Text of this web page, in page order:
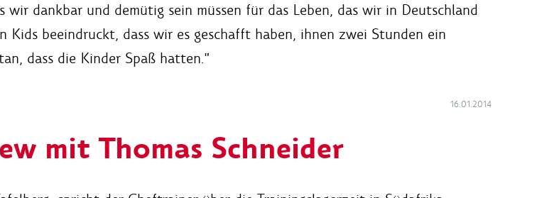
dankbar und demütig sein müssen für das Leben, das wir in Deutschland
beeindruckt, dass wir es geschafft haben, ihnen zwei Stunden ein
dass die Kinder Spaß hatten."
16.01.2014
mit Thomas Schneider